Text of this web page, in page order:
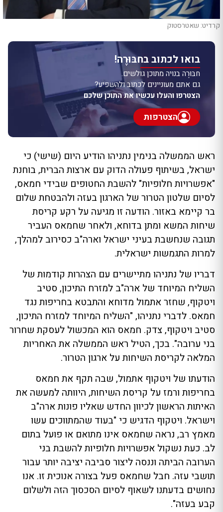
קרדיט: שאטרסטוק
בואו לכתוב בחבּוּרֶה!
חבּוּרֶה בנויה מתוכן גולשים.
גם אתם מעוניינים לכתוב ולהשפיע?
הצטרפו והעלו עכשיו את התוכן שלכם
הצטרפות
ראש הממשלה בנימין נתניהו הודיע היום (שישי) כי
ישראל, בשיתוף פעולה הדוק עם ארצות הברית, בוחנת
"אפשרויות חלופיות" להשבת החטופים שבידי חמאס,
לסיום שלטון הטרור של הארגון בעזה ולהבטחת שלום
בר קיימא באזור. הודעה זו מגיעה על רקע קריסת
שיחות המשא ומתן בדוחא, ולאחר שחמאס העביר
תגובה שנחשבת בעיני ישראל וארה"ב כסירוב למהלך,
למרות התגמשות ישראלית.
דבריו של נתניהו מתיישרים עם הצהרות קודמות של
השליח המיוחד של ארה"ב למזרח התיכון, סטיב
ויטקוף, שחזר אתמול מדוחא והתבטא בחריפות נגד
חמאס. לדברי נתניהו, "השליח המיוחד למזרח התיכון,
סטיב ויטקוף, צדק. חמאס הוא המכשול לעסקת שחרור
בני ערובה". בכך, הטיל ראש הממשלה את האחריות
המלאה לקריסת השיחות על ארגון הטרור.
הודעתו של ויטקוף אתמול, שבה תקף את חמאס
בחריפות ורמז על קריסת השיחות, היוותה למעשה את
האיתות הראשון לכיוון החדש שאליו פונות ארה"ב
וישראל. ויטקוף הדגיש כי "בעוד שהמתווכים עשו
מאמץ רב, נראה שחמאס אינו מתואם או פועל בתום
לב. כעת נשקול אפשרויות חלופיות להשבת בני
הערובה הביתה וננסה ליצור סביבה יציבה יותר עבור
תושבי עזה. חבל שחמאס פעל בצורה אנוכית זו. אנו
נחושים בדעתנו לשאוף לסיום הסכסוך הזה ולשלום
קבע בעזה".